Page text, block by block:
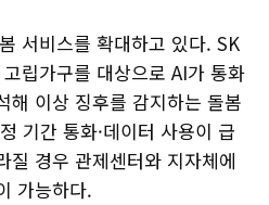
서비스를 확대하고 있다. SK
립가구를 대상으로 AI가 통화
해 이상 징후를 감지하는 돌봄
기간 통화·데이터 사용이 급
질 경우 관제센터와 지자체에
가능하다.